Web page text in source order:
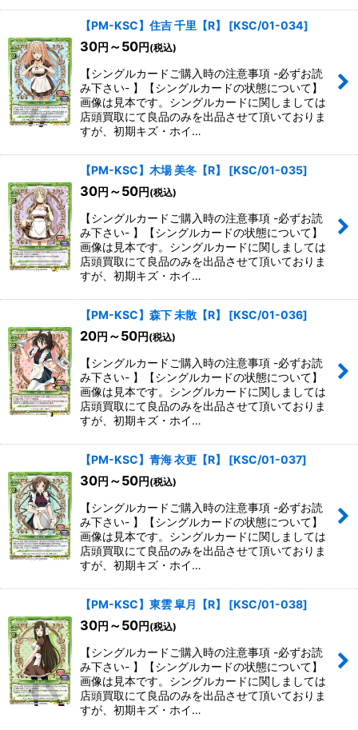
【PM-KSC】住吉 千里【R】 [KSC/01-034]
30円 ～50円 (税込)
【シングルカードご購入時の注意事項 -必ずお読
み下さい- 】【シングルカードの状態について】
画像は見本です。シングルカードに関しましては
店頭買取にて良品のみを出品させて頂いておりま
すが、初期キズ・ホイ…
【PM-KSC】木場 美冬【R】 [KSC/01-035]
30円 ～50円 (税込)
【シングルカードご購入時の注意事項 -必ずお読
み下さい- 】【シングルカードの状態について】
画像は見本です。シングルカードに関しましては
店頭買取にて良品のみを出品させて頂いておりま
すが、初期キズ・ホイ…
【PM-KSC】森下 未散【R】 [KSC/01-036]
20円 ～50円 (税込)
【シングルカードご購入時の注意事項 -必ずお読
み下さい- 】【シングルカードの状態について】
画像は見本です。シングルカードに関しましては
店頭買取にて良品のみを出品させて頂いておりま
すが、初期キズ・ホイ…
【PM-KSC】青海 衣更【R】 [KSC/01-037]
30円 ～50円 (税込)
【シングルカードご購入時の注意事項 -必ずお読
み下さい- 】【シングルカードの状態について】
画像は見本です。シングルカードに関しましては
店頭買取にて良品のみを出品させて頂いておりま
すが、初期キズ・ホイ…
【PM-KSC】東雲 皐月【R】 [KSC/01-038]
30円 ～50円 (税込)
【シングルカードご購入時の注意事項 -必ずお読
み下さい- 】【シングルカードの状態について】
画像は見本です。シングルカードに関しましては
店頭買取にて良品のみを出品させて頂いておりま
すが、初期キズ・ホイ…